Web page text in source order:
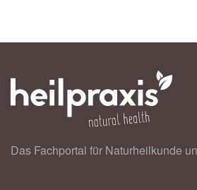
Das Fachportal für Naturheilkunde